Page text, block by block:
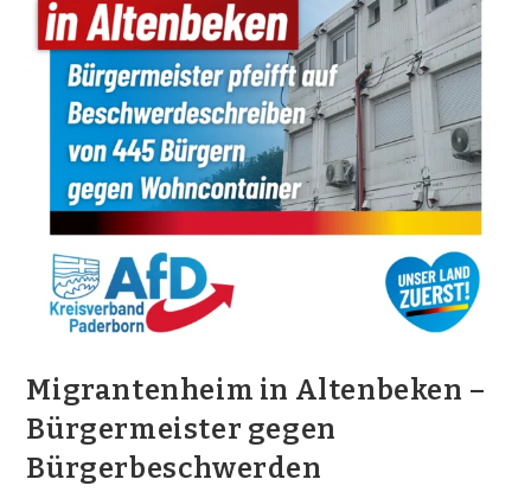
Migrantenheim in Altenbeken –
Bürgermeister gegen
Bürgerbeschwerden